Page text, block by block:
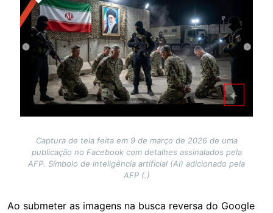
Captura de tela feita em 9 de março de 2026 de uma
publicação no Facebook com detalhes assinalados pela
AFP. Símbolo de inteligência artificial (AI) adicionado pela
AFP (.)
Ao submeter as imagens na busca reversa do Google